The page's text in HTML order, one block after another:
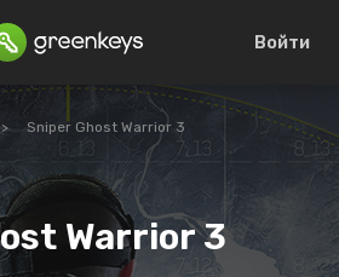
Войти
> Sniper Ghost Warrior 3
Warrior 3